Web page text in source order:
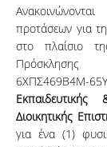
προτάσεων για
στο πλαίσιο
6ΧΠΣ469Β4Μ-
Διοικητικής
για ένα (1)